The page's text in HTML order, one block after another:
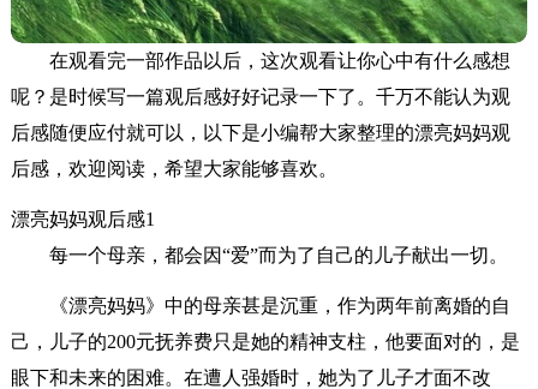
在观看完一部作品以后，这次观看让你心中有什么感想
呢？是时候写一篇观后感好好记录一下了。千万不能认为观
后感随便应付就可以，以下是小编帮大家整理的漂亮妈妈观
后感，欢迎阅读，希望大家能够喜欢。
漂亮妈妈观后感1
每一个母亲，都会因“爱”而为了自己的儿子献出一切。
《漂亮妈妈》中的母亲甚是沉重，作为两年前离婚的自
己，儿子的200元抚养费只是她的精神支柱，他要面对的，是
眼下和未来的困难。在遭人强婚时，她为了儿子才面不改